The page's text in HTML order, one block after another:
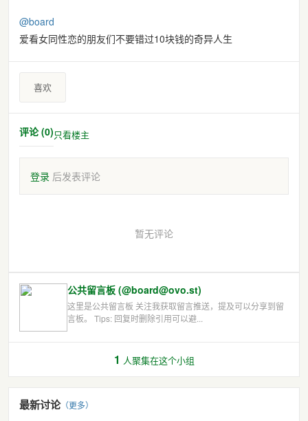
@board
爱看女同性恋的朋友们不要错过10块钱的奇异人生
喜欢
评论 (0)只看楼主
登录 后发表评论
暂无评论
公共留言板 (@board@ovo.st)
这里是公共留言板 关注我获取留言推送，提及可以分享到留
言板。 Tips: 回复时删除引用可以避...
1 人聚集在这个小组
最新讨论（更多）